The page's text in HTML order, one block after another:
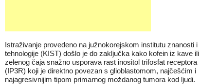
Istraživanje provedeno na južnokorejskom institutu znanosti i
tehnologije (KIST) došlo je do zaključka kako kofein iz kave ili
zelenog čaja snažno usporava rast inositol trifosfat receptora
(IP3R) koji je direktno povezan s glioblastomom, najčešćim i
najagresivnijim tipom primarnog moždanog tumora kod ljudi.